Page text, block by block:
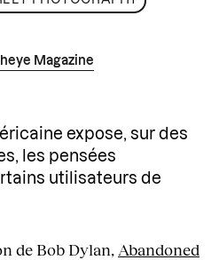
Magazine
expose, sur des
les pensées
utilisateurs de
de Bob Dylan, Abandoned